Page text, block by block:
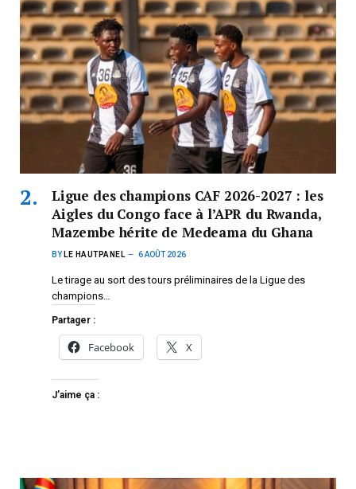
Ligue des champions CAF 2026-2027 : les
Aigles du Congo face à l’APR du Rwanda,
Mazembe hérite de Medeama du Ghana
BY LE HAUTPANEL 6 AOÛT 2026
Le tirage au sort des tours préliminaires de la Ligue des
champions…
Partager :
Facebook X
J’aime ça :